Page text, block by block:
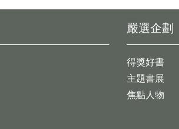
嚴選企劃
得獎好書
主題書展
焦點人物